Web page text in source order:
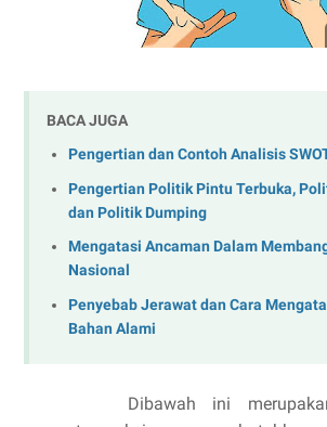
BACA JUGA
Pengertian dan Contoh Analisis
Pengertian Politik Pintu Terbuka,
dan Politik Dumping
Mengatasi Ancaman Dalam
Nasional
Penyebab Jerawat dan Cara
Bahan Alami
Dibawah ini